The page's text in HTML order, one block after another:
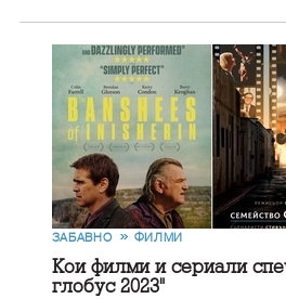
ЗАБАВНО ФИЛМИ
Кои филми и сериали
глобус 2023"